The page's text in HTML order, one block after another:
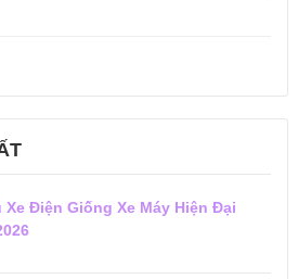
Xe Điện Giống Xe Máy Hiện Đại